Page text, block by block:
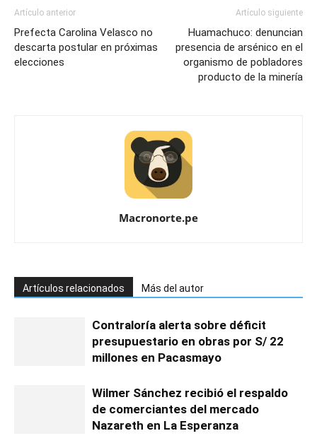
Artículo anterior
Prefecta Carolina Velasco no
descarta postular en próximas
elecciones
Artículo siguiente
Huamachuco: denuncian
presencia de arsénico en el
organismo de pobladores
producto de la minería
Macronorte.pe
Artículos relacionados Más del autor
Contraloría alerta sobre déficit
presupuestario en obras por S/ 22
millones en Pacasmayo
Wilmer Sánchez recibió el respaldo
de comerciantes del mercado
Nazareth en La Esperanza